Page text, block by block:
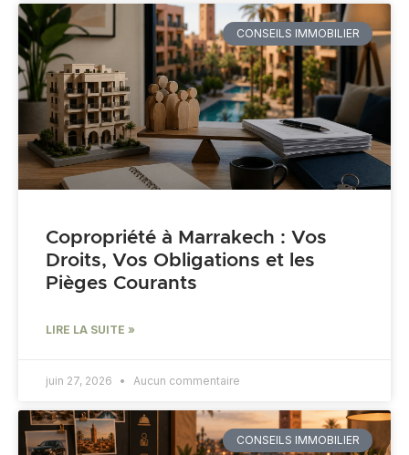
CONSEILS IMMOBILIER
Copropriété à Marrakech : Vos
Droits, Vos Obligations et les
Pièges Courants
LIRE LA SUITE »
juin 27, 2026 Aucun commentaire
CONSEILS IMMOBILIER